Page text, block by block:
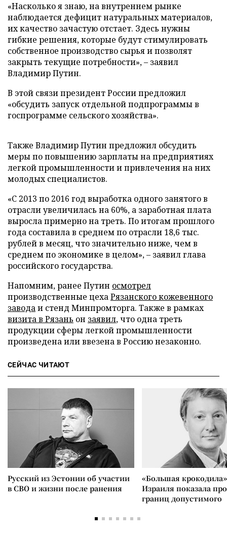
«Насколько я знаю, на внутреннем рынке
наблюдается дефицит натуральных материалов,
их качество зачастую отстает. Здесь нужны
гибкие решения, которые будут стимулировать
собственное производство сырья и позволят
закрыть текущие потребности», – заявил
Владимир Путин.
В этой связи президент России предложил
«обсудить запуск отдельной подпрограммы в
госпрограмме сельского хозяйства».
Также Владимир Путин предложил обсудить
меры по повышению зарплаты на предприятиях
легкой промышленности и привлечения на них
молодых специалистов.
«С 2013 по 2016 год выработка одного занятого в
отрасли увеличилась на 60%, а заработная плата
выросла примерно на треть. По итогам прошлого
года составила в среднем по отрасли 18,6 тыс.
рублей в месяц, что значительно ниже, чем в
среднем по экономике в целом», – заявил глава
российского государства.
Напомним, ранее Путин осмотрел
производственные цехаРязанского кожевенного
заводаи стенд Минпромторга. Также в рамках
визита в Рязань он заявил, что одна треть
продукции сферы легкой промышленности
произведена или ввезена в Россию незаконно.
СЕЙЧАС ЧИТАЮТ
Русский из Эстонии об участии
в СВО и жизни после ранения
«Большая
Израиля показала
границ допустимого